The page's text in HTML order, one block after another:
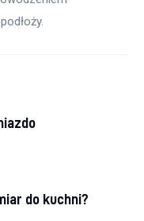
do kuchni?